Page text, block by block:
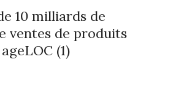
10 milliards de
ventes de produits
ageLOC (1)